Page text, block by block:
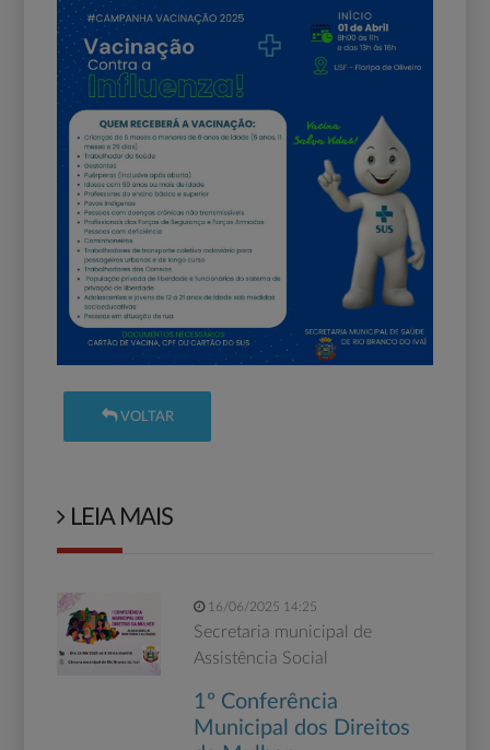
VOLTAR
LEIA MAIS
16/06/2025 14:25
Secretaria municipal de
Assistência Social
1º Conferência
Municipal dos Direitos